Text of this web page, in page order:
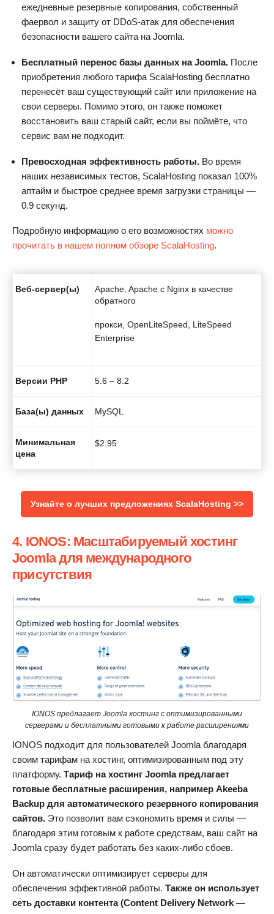
ежедневные резервные копирования, собственный
фаервол и защиту от DDoS-атак для обеспечения
безопасности вашего сайта на Joomla.
Бесплатный перенос базы данных на Joomla. После
приобретения любого тарифа ScalaHosting бесплатно
перенесёт ваш существующий сайт или приложение на
свои серверы. Помимо этого, он также поможет
восстановить ваш старый сайт, если вы поймёте, что
сервис вам не подходит.
Превосходная эффективность работы. Во время
наших независимых тестов, ScalaHosting показал 100%
аптайм и быстрое среднее время загрузки страницы —
0.9 секунд.
Подробную информацию о его возможностях можно
прочитать в нашем полном обзоре ScalaHosting.
Веб-сервер(ы)
Apache, Apache с Nginx в качестве
обратного
прокси, OpenLiteSpeed, LiteSpeed
Enterprise
Версии PHP 5.6 – 8.2
База(ы) данных MySQL
Минимальная
цена
$2.95
Узнайте о лучших предложениях ScalaHosting >>
4. IONOS: Масштабируемый хостинг
Joomla для международного
присутствия
IONOS предлагает Joomla хостинг с оптимизированными
серверами и бесплатными готовыми к работе расширениями
IONOS подходит для пользователей Joomla благодаря
своим тарифам на хостинг, оптимизированным под эту
платформу. Тариф на хостинг Joomla предлагает
готовые бесплатные расширения, например Akeeba
Backup для автоматического резервного копирования
сайтов. Это позволит вам сэкономить время и силы —
благодаря этим готовым к работе средствам, ваш сайт на
Joomla сразу будет работать без каких-либо сбоев.
Он автоматически оптимизирует серверы для
обеспечения эффективной работы. Также он использует
сеть доставки контента (Content Delivery Network —